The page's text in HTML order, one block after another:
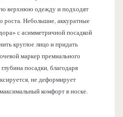
верхнюю одежду и подходят
роста. Небольшие, аккуратные
с асимметричной посадкой
круглое лицо и придать
маркер премиального
посадки, благодаря
не деформирует
комфорт в носке.